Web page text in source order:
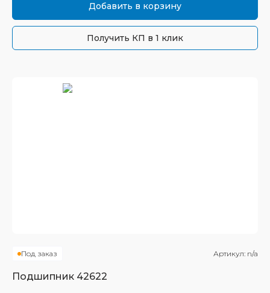
Добавить в корзину
Получить КП в 1 клик
Под заказ Артикул: n/a
Подшипник 42622